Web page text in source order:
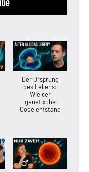
Der Ursprung
des Lebens:
Wie der
genetische
Code entstand